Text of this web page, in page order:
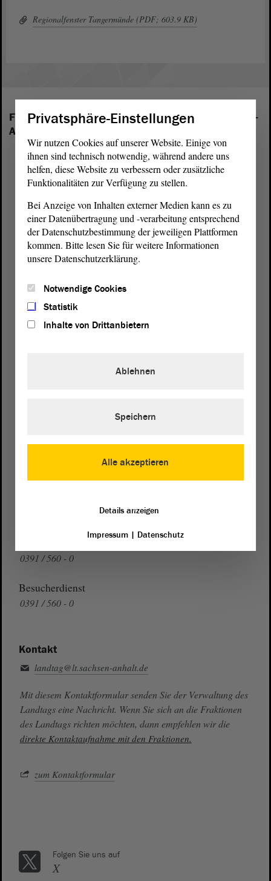
Regionalfenster Tangermünde (PDF; 603.9 KB)
Folgende Fraktionen sind im Landtag von Sachsen-
Anhalt vertreten:
von Sachsen-Anhalt
Auf Google Maps
Telefon und Fax
0391 / 560 - 1123
Presse- und Öffentlichkeitsarbeit
0391 / 560 - 0
Besucherdienst
0391 / 560 - 0
Kontakt
landtag@lt.sachsen-anhalt.de
Mit diesem Kontaktformular senden Sie der Verwaltung des
Landtags eine Nachricht. Wenn Sie sich an die Fraktionen
des Landtags richten möchten, dann empfehlen wir die
direkte Kontaktaufnahme mit den Fraktionen.
zum Kontaktformular
Folgen Sie uns auf
X
Privatsphäre-Einstellungen
Wir nutzen Cookies auf unserer Website. Einige von
ihnen sind technisch notwendig, während andere uns
helfen, diese Website zu verbessern oder zusätzliche
Funktionalitäten zur Verfügung zu stellen.
Bei Anzeige von Inhalten externer Medien kann es zu
einer Datenübertragung und -verarbeitung entsprechend
der Datenschutzbestimmung der jeweiligen Plattformen
kommen. Bitte lesen Sie für weitere Informationen
unsere Datenschutzerklärung.
Notwendige Cookies
Statistik
Inhalte von Drittanbietern
Alle akzeptieren
Ablehnen
Speichern
Details anzeigen
Impressum| Datenschutz